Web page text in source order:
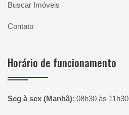
Buscar Imóveis
Contato
Horário de funcionamento
Seg à sex (Manhã): 08h30 às 11h30